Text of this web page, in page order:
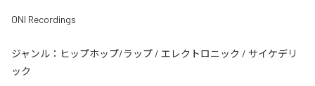
ONI Recordings
ジャンル： ヒップホップ/ラップ / エレクトロニック / サイケデリ
ック